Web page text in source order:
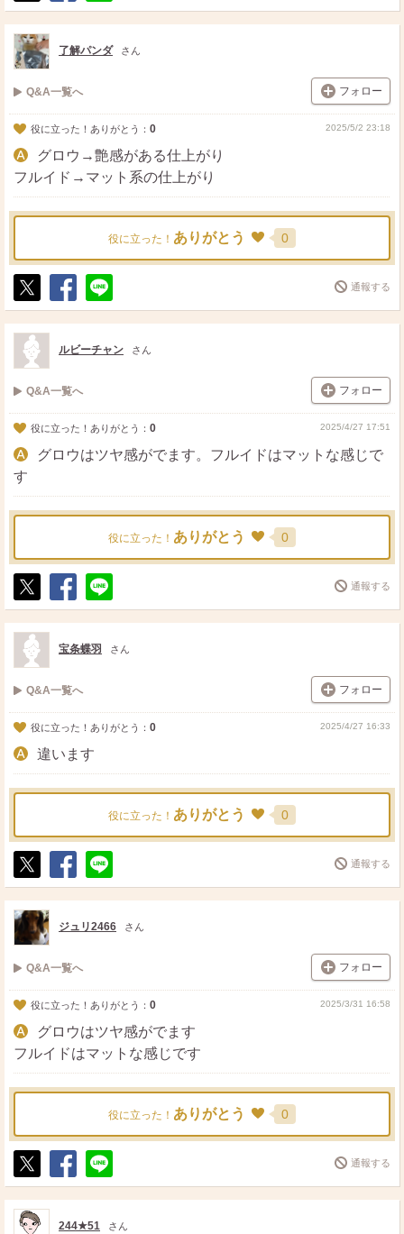
ポ
ス
ト
シ
ェ
送
る
了解パンダ さん
Q&A一覧へ フォロー
役に立った！ありがとう： 0 2025/5/2 23:18
グロウ→艶感がある仕上がり
フルイド→マット系の仕上がり
役に立った！ ありがとう 0
ポ
ス
ト
シ
ェ
送
る
通報する
ルビーチャン さん
Q&A一覧へ フォロー
役に立った！ありがとう： 0 2025/4/27 17:51
グロウはツヤ感がでます。フルイドはマットな感じで
す
役に立った！ ありがとう 0
ポ
ス
ト
シ
ェ
送
る
通報する
宝条蝶羽 さん
Q&A一覧へ フォロー
役に立った！ありがとう： 0 2025/4/27 16:33
違います
役に立った！ ありがとう 0
ポ
ス
ト
シ
ェ
送
る
通報する
ジュリ2466 さん
Q&A一覧へ フォロー
役に立った！ありがとう： 0 2025/3/31 16:58
グロウはツヤ感がでます
フルイドはマットな感じです
役に立った！ ありがとう 0
ポ
ス
ト
シ
ェ
送
る
通報する
244★51 さん